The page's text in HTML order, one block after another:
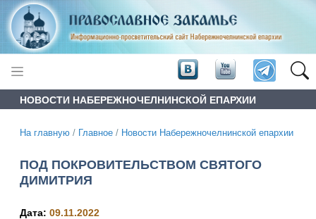
НОВОСТИ НАБЕРЕЖНОЧЕЛНИНСКОЙ ЕПАРХИИ
На главную / Главное / Новости Набережночелнинской епархии
ПОД ПОКРОВИТЕЛЬСТВОМ СВЯТОГО
ДИМИТРИЯ
Дата: 09.11.2022